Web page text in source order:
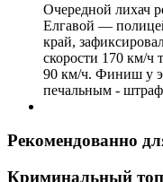
Очередной лихач
Елгавой —
край,
скорости 170 км/ч
90 км/ч. Финиш у
печальным -
Рекомендованно
Криминальный